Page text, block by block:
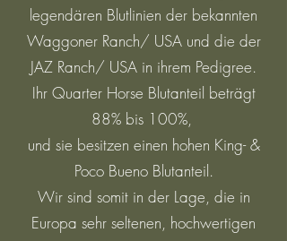
legendären Blutlinien der bekannten
Waggoner Ranch/ USA und die der
JAZ Ranch/ USA in ihrem Pedigree.
Ihr Quarter Horse Blutanteil beträgt
88% bis 100%,
und sie besitzen einen hohen King- &
Poco Bueno Blutanteil.
Wir sind somit in der Lage, die in
Europa sehr seltenen, hochwertigen